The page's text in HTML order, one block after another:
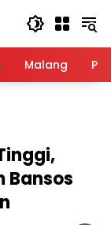
Malang
Bansos